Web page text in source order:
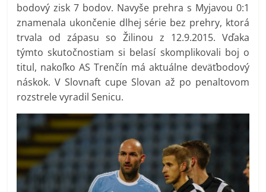
bodový zisk 7 bodov. Navyše prehra s Myjavou 0:1
znamenala ukončenie dlhej série bez prehry, ktorá
trvala od zápasu so Žilinou z 12.9.2015. Vďaka
týmto skutočnostiam si belasí skomplikovali boj o
titul, nakoľko AS Trenčín má aktuálne deväťbodový
náskok. V Slovnaft cupe Slovan až po penaltovom
rozstrele vyradil Senicu.